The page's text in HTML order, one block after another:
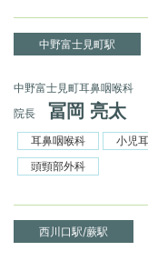
中野富士見町駅
中野富士見町耳鼻咽喉科
院長
冨岡 亮太
耳鼻咽喉科 小児
頭頸部外科
西川口駅/蕨駅